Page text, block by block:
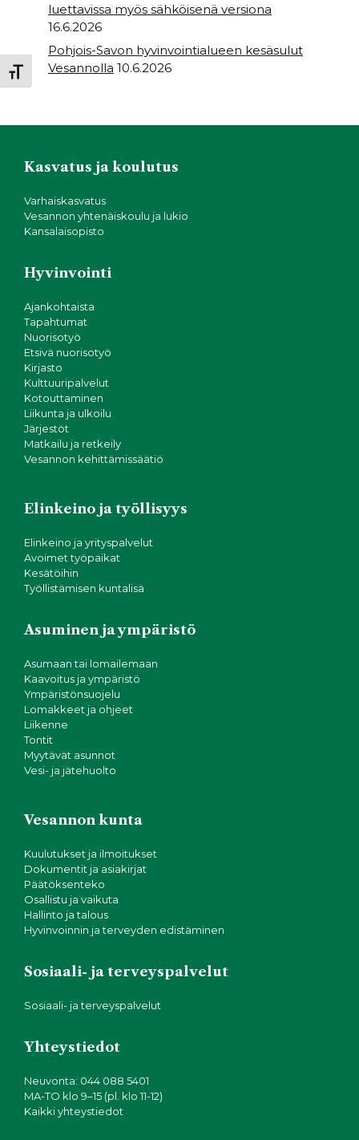
Toggle Font size
luettavissa myös sähköisenä versiona
16.6.2026
Pohjois-Savon hyvinvointialueen kesäsulut
Vesannolla 10.6.2026
Kasvatus ja koulutus
Varhaiskasvatus
Vesannon yhtenäiskoulu ja lukio
Kansalaisopisto
Hyvinvointi
Ajankohtaista
Tapahtumat
Nuorisotyö
Etsivä nuorisotyö
Kirjasto
Kulttuuripalvelut
Kotouttaminen
Liikunta ja ulkoilu
Järjestöt
Matkailu ja retkeily
Vesannon kehittämissäätiö
Elinkeino ja työllisyys
Elinkeino ja yrityspalvelut
Avoimet työpaikat
Kesätöihin
Työllistämisen kuntalisä
Asuminen ja ympäristö
Asumaan tai lomailemaan
Kaavoitus ja ympäristö
Ympäristönsuojelu
Lomakkeet ja ohjeet
Liikenne
Tontit
Myytävät asunnot
Vesi- ja jätehuolto
Vesannon kunta
Kuulutukset ja ilmoitukset
Dokumentit ja asiakirjat
Päätöksenteko
Osallistu ja vaikuta
Hallinto ja talous
Hyvinvoinnin ja terveyden edistäminen
Sosiaali- ja terveyspalvelut
Sosiaali- ja terveyspalvelut
Yhteystiedot
Neuvonta: 044 088 5401
MA-TO klo 9–15 (pl. klo 11-12)
Kaikki yhteystiedot